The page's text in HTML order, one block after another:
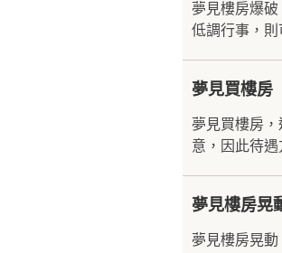
夢見樓房爆
低調行事，
夢見買樓房
夢見買樓房
意，因此待
夢見樓房晃
夢見樓房晃